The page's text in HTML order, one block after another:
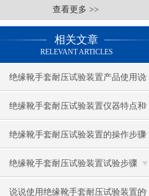
查看更多 >>
相关文章
RELEVANT ARTICLES
绝缘靴手套耐压试验装置产品使用说
明
绝缘靴手套耐压试验装置仪器特点和
参数
绝缘靴手套耐压试验装置的操作步骤
与注意事项
绝缘靴手套耐压试验装置试验步骤
说说使用绝缘靴手套耐压试验装置的